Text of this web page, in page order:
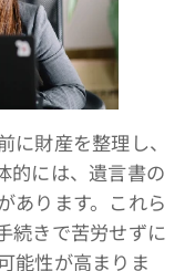
財産を整理し、
的には、遺言書の
あります。これら
続きで苦労せずに
能性が高まりま